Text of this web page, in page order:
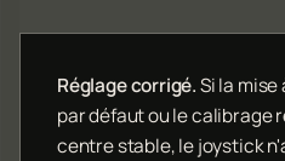
Réglage corrigé.Si la
par défaut ou le calibrage
centre stable, le joystick